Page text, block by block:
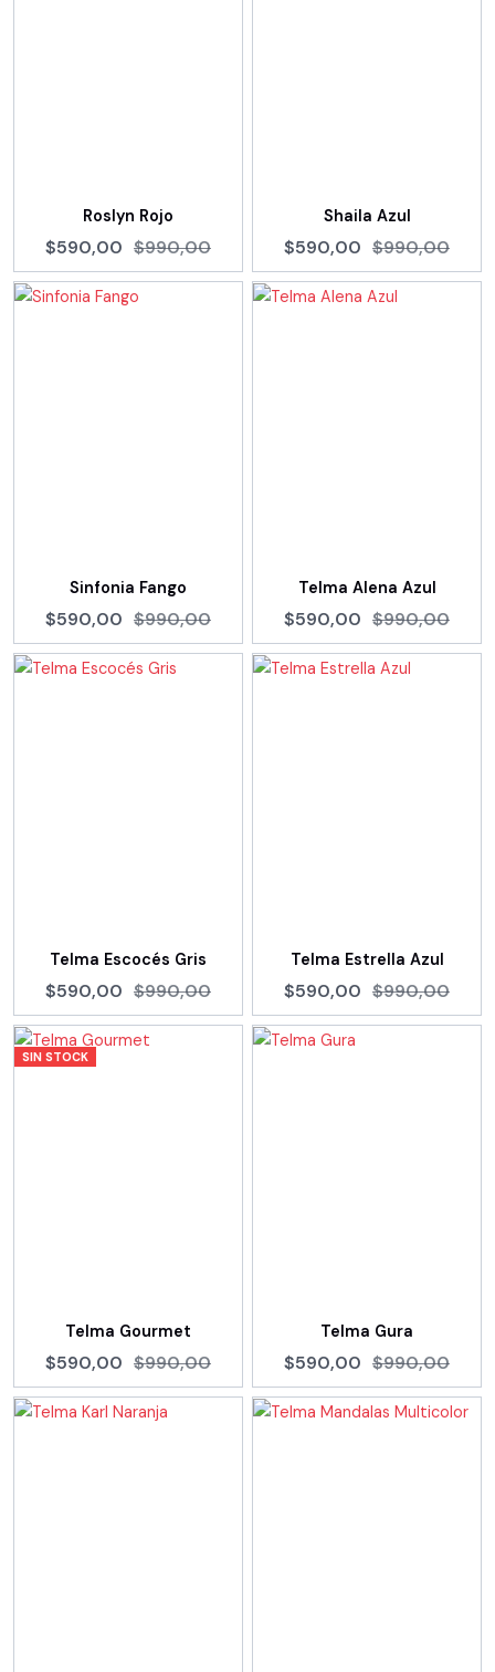
Roslyn Rojo
$590,00 $990,00
Shaila Azul
$590,00 $990,00
Sinfonia Fango
$590,00 $990,00
Telma Alena Azul
$590,00 $990,00
Telma Escocés Gris
$590,00 $990,00
Telma Estrella Azul
$590,00 $990,00
SIN STOCK
Telma Gourmet
$590,00 $990,00
Telma Gura
$590,00 $990,00